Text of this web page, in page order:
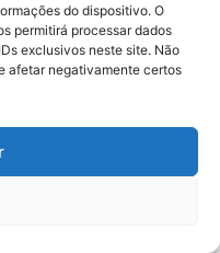
do dispositivo. O
permitirá processar dados
exclusivos neste site. Não
afetar negativamente certos